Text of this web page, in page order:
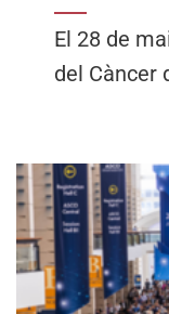
El 28 de
del Càncer